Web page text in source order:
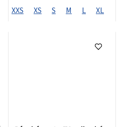
XXL XXXL XXXXL
XXS XS S M L XL